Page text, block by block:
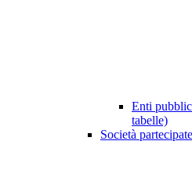
Enti
tabelle)
Società partecipate